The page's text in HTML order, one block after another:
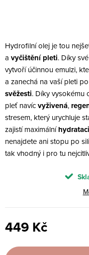
Hydrofilní olej je tou
a vyčištění pleti. Díky
vytvoří účinnou emulzi,
a zanechá na vaší pleti
svěžesti. Díky vysokému
pleť navícvyživená,
stresem, který urychluje
zajistí maximálníhydrataci
nenajdete ani stopu po
tak vhodný i pro tu
449 Kč
cena: